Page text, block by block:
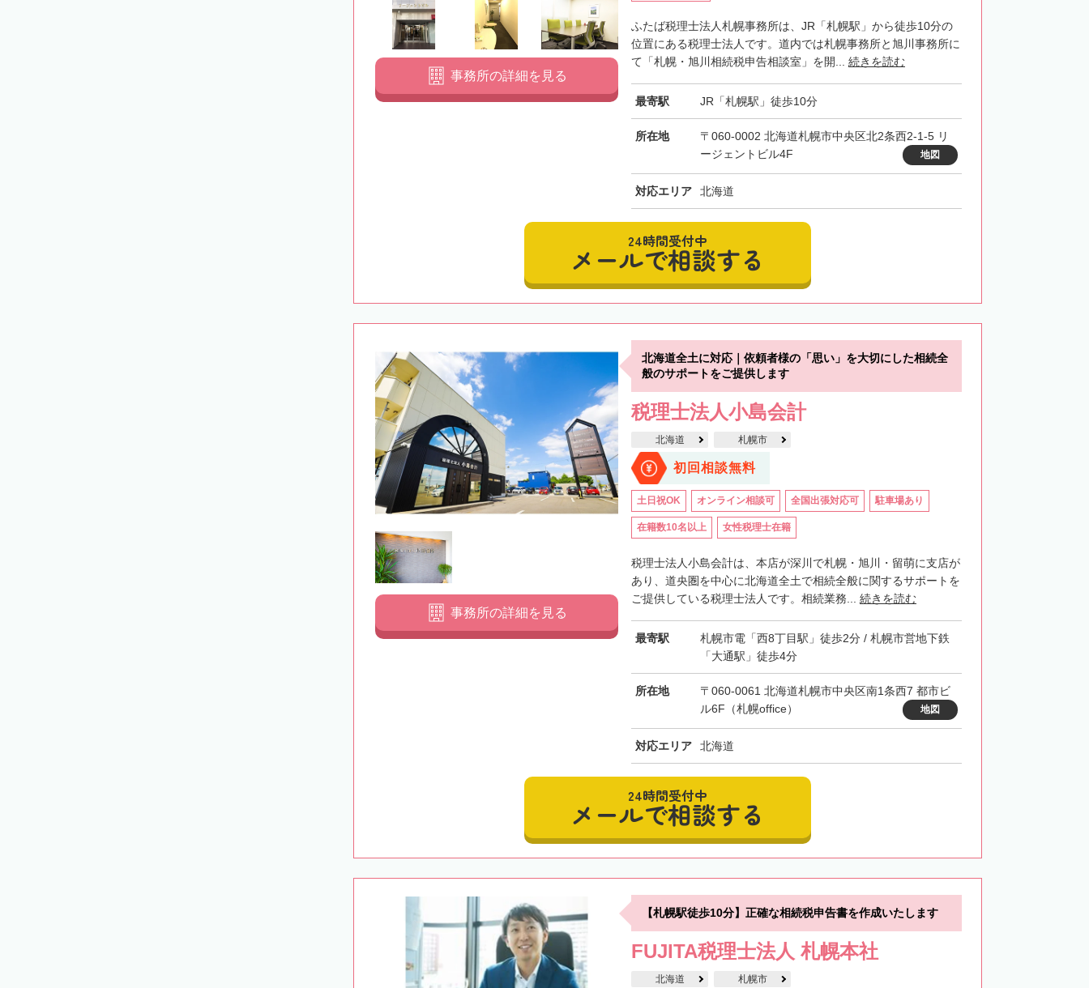
ふたば税理士法人札幌事務所は、JR「札幌駅」から徒歩10分の
位置にある税理士法人です。道内では札幌事務所と旭川事務所に
て「札幌・旭川相続税申告相談室」を開... 続きを読む
最寄駅 JR「札幌駅」徒歩10分
所在地
〒060-0002 北海道札幌市中央区北2条西2-1-5 リ
ージェントビル4F
地図
対応エリア 北海道
事務所の詳細を見る
24時間受付中
メールで相談する
北海道全土に対応｜依頼者様の「思い」を大切にした相続全
般のサポートをご提供します
税理士法人小島会計
北海道 札幌市
初回相談無料
土日祝OK オンライン相談可 全国出張対応可 駐車場あり
在籍数10名以上 女性税理士在籍
税理士法人小島会計は、本店が深川で札幌・旭川・留萌に支店が
あり、道央圏を中心に北海道全土で相続全般に関するサポートを
ご提供している税理士法人です。相続業務... 続きを読む
最寄駅
札幌市電「西8丁目駅」徒歩2分 / 札幌市営地下鉄
「大通駅」徒歩4分
所在地
〒060-0061 北海道札幌市中央区南1条西7 都市ビ
ル6F（札幌office）
地図
対応エリア 北海道
事務所の詳細を見る
24時間受付中
メールで相談する
【札幌駅徒歩10分】正確な相続税申告書を作成いたします
FUJITA税理士法人 札幌本社
北海道 札幌市